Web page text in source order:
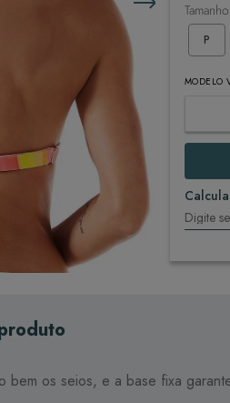
Tamanho
P
MODELO
bem os seios, e a base fixa